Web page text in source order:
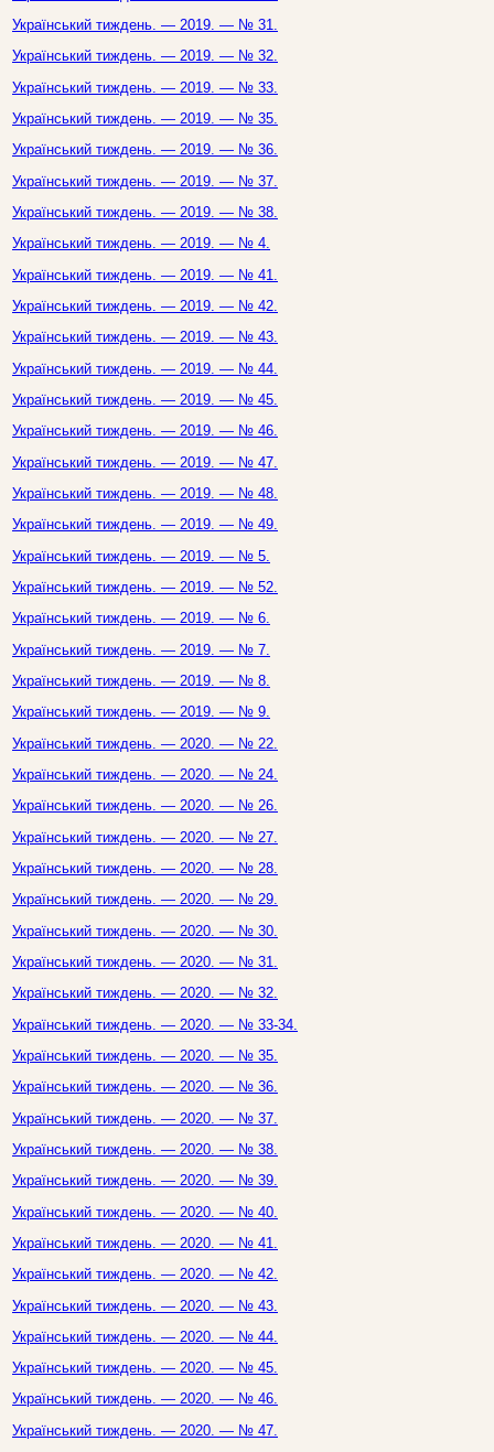
Український тиждень. — 2019. — № 31.
Український тиждень. — 2019. — № 32.
Український тиждень. — 2019. — № 33.
Український тиждень. — 2019. — № 35.
Український тиждень. — 2019. — № 36.
Український тиждень. — 2019. — № 37.
Український тиждень. — 2019. — № 38.
Український тиждень. — 2019. — № 4.
Український тиждень. — 2019. — № 41.
Український тиждень. — 2019. — № 42.
Український тиждень. — 2019. — № 43.
Український тиждень. — 2019. — № 44.
Український тиждень. — 2019. — № 45.
Український тиждень. — 2019. — № 46.
Український тиждень. — 2019. — № 47.
Український тиждень. — 2019. — № 48.
Український тиждень. — 2019. — № 49.
Український тиждень. — 2019. — № 5.
Український тиждень. — 2019. — № 52.
Український тиждень. — 2019. — № 6.
Український тиждень. — 2019. — № 7.
Український тиждень. — 2019. — № 8.
Український тиждень. — 2019. — № 9.
Український тиждень. — 2020. — № 22.
Український тиждень. — 2020. — № 24.
Український тиждень. — 2020. — № 26.
Український тиждень. — 2020. — № 27.
Український тиждень. — 2020. — № 28.
Український тиждень. — 2020. — № 29.
Український тиждень. — 2020. — № 30.
Український тиждень. — 2020. — № 31.
Український тиждень. — 2020. — № 32.
Український тиждень. — 2020. — № 33-34.
Український тиждень. — 2020. — № 35.
Український тиждень. — 2020. — № 36.
Український тиждень. — 2020. — № 37.
Український тиждень. — 2020. — № 38.
Український тиждень. — 2020. — № 39.
Український тиждень. — 2020. — № 40.
Український тиждень. — 2020. — № 41.
Український тиждень. — 2020. — № 42.
Український тиждень. — 2020. — № 43.
Український тиждень. — 2020. — № 44.
Український тиждень. — 2020. — № 45.
Український тиждень. — 2020. — № 46.
Український тиждень. — 2020. — № 47.